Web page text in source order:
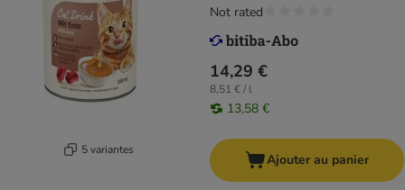
5 variantes
14,29 €
8,51 € / l
13,58 €
Not rated
Ajouter au panier